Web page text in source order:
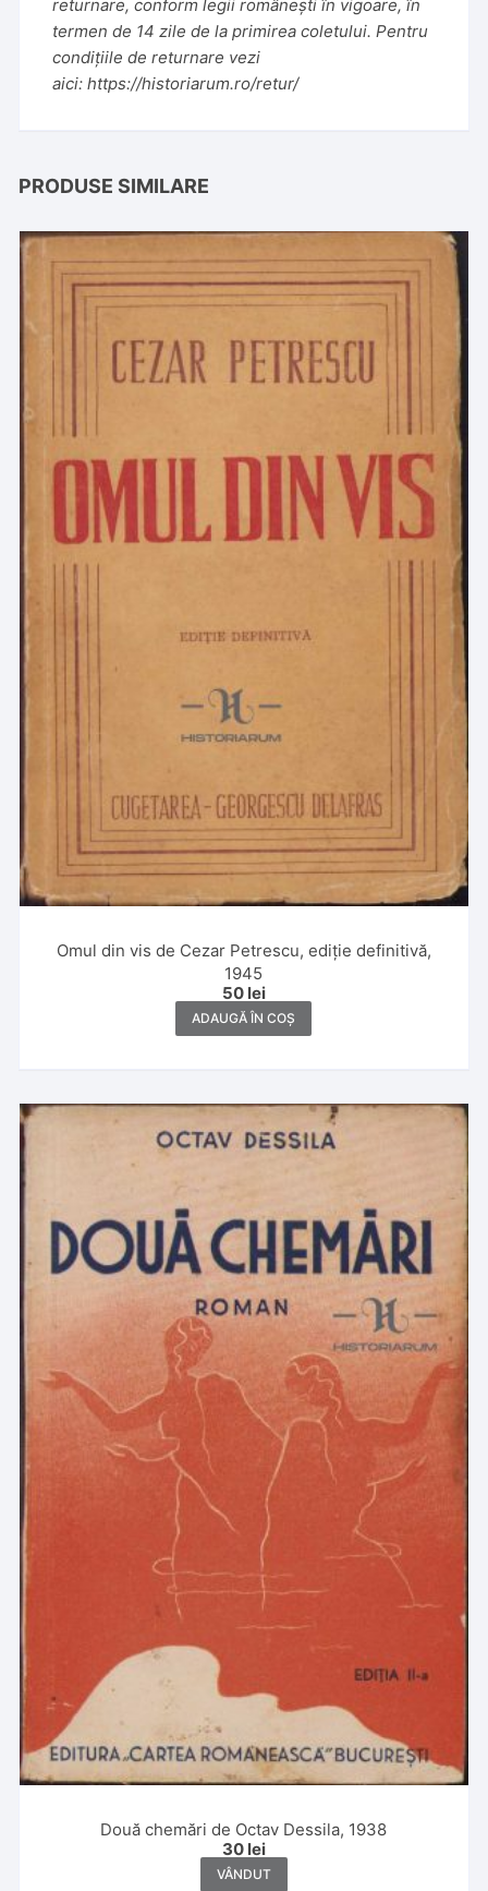
returnare, conform legii românești în vigoare, în
termen de 14 zile de la primirea coletului. Pentru
condițiile de returnare vezi
aici:https://historiarum.ro/retur/
PRODUSE SIMILARE
Omul din vis de Cezar Petrescu, ediție definitivă,
1945
50 lei
ADAUGĂ ÎN COȘ
Două chemări de Octav Dessila, 1938
30 lei
VÂNDUT